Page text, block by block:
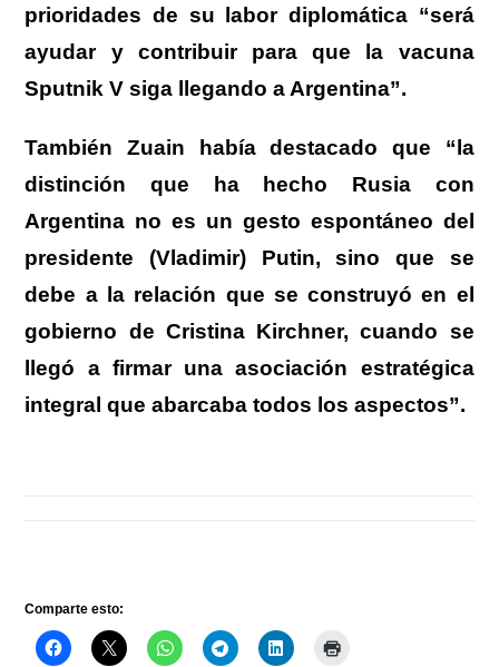
prioridades de su labor diplomática “será
ayudar y contribuir para que la vacuna
Sputnik V siga llegando a Argentina”.
También Zuain había destacado que “la
distinción que ha hecho Rusia con
Argentina no es un gesto espontáneo del
presidente (Vladimir) Putin, sino que se
debe a la relación que se construyó en el
gobierno de Cristina Kirchner, cuando se
llegó a firmar una asociación estratégica
integral que abarcaba todos los aspectos”.
Comparte esto: